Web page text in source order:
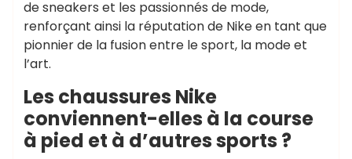
de sneakers et les passionnés de mode,
renforçant ainsi la réputation de Nike en tant que
pionnier de la fusion entre le sport, la mode et
l’art.
Les chaussures Nike
conviennent-elles à la course
à pied et à d’autres sports ?